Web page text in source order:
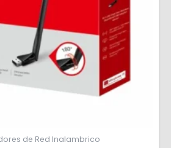
de Red Inalambrico